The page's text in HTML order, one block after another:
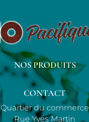
NOS PRODUITS
CONTACT
Quartier du commerce
Rue Yves Martin